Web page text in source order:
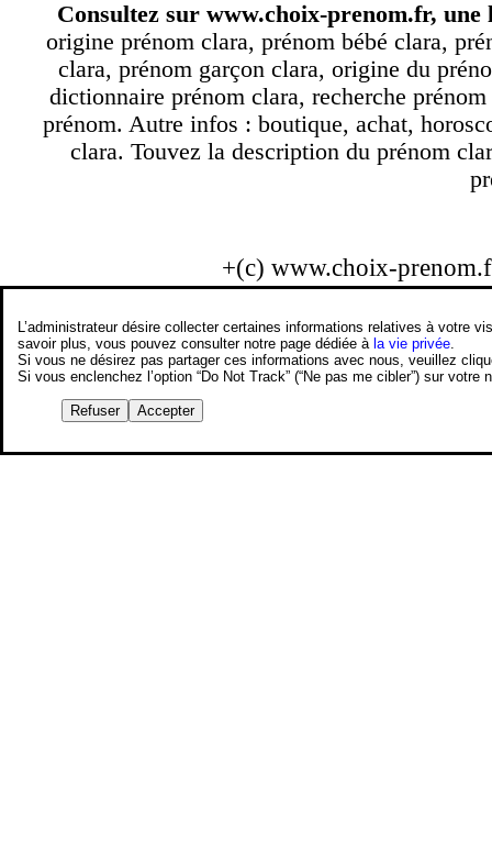
Consultez sur www.choix-prenom.fr, une
origine prénom clara, prénom bébé clara,
clara, prénom garçon clara, origine du
dictionnaire prénom clara, recherche
prénom. Autre infos : boutique, achat,
clara. Touvez la description du prénom
+(c) www.choix-
L’administrateur désire collecter certaines informations relatives à votre
savoir plus, vous pouvez consulter notre page dédiée àla vie privée
Si vous ne désirez pas partager ces informations avec nous, veuillez
Si vous enclenchez l’option “Do Not Track” (“Ne pas me cibler”) sur
Refuser Accepter